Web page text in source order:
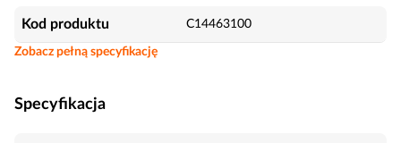
Kod produktu C14463100
Zobacz pełną specyfikację
Specyfikacja